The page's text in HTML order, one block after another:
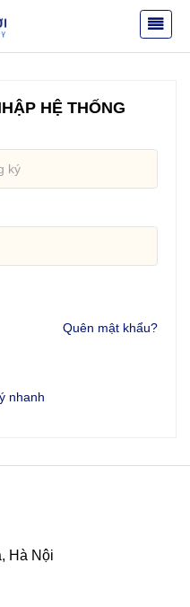
HỆ THỐNG
Quên mật khẩu?
nhanh
Hà Nội